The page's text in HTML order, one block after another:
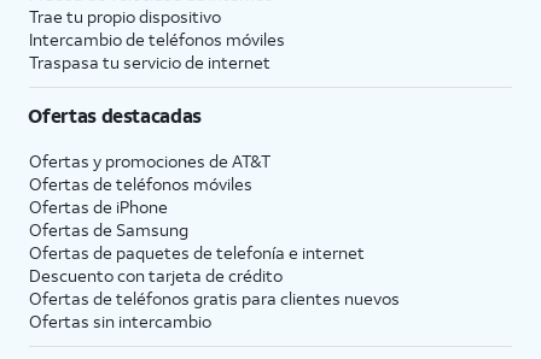
Trae tu propio dispositivo
Intercambio de teléfonos móviles
Traspasa tu servicio de internet
Ofertas destacadas
Ofertas y promociones de AT&T
Ofertas de teléfonos móviles
Ofertas de iPhone
Ofertas de Samsung
Ofertas de paquetes de telefonía e internet
Descuento con tarjeta de crédito
Ofertas de teléfonos gratis para clientes nuevos
Ofertas sin intercambio